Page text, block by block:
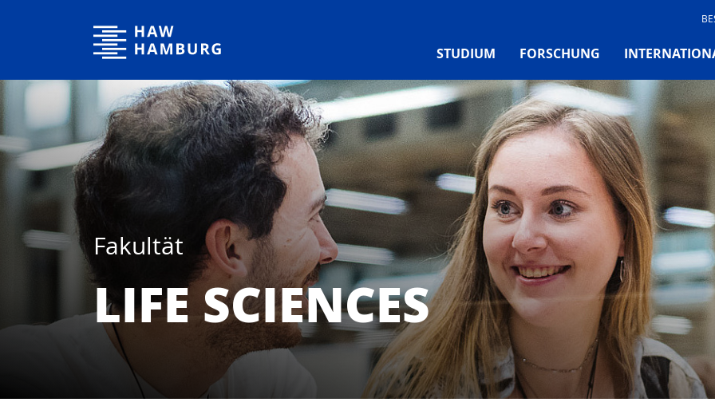
Hochschule für Angewandte Wissenschaften Hamburg
STUDIUM FORSCHUNG
Fakultät
LIFE SCIENCES